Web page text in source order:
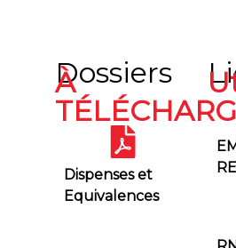
Dossiers
À
Dispenses et
Equivalences